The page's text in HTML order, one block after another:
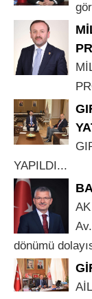
YAPILDI...
dönümü